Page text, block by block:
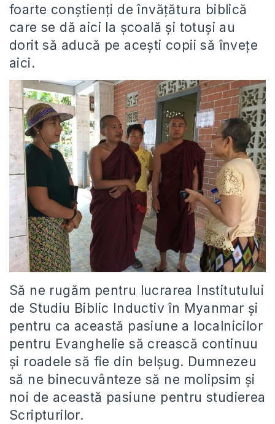
foarte conștienți de învățătura biblică
care se dă aici la școală și totuși au
dorit să aducă pe acești copii să învețe
aici.
Să ne rugăm pentru lucrarea Institutului
de Studiu Biblic Inductiv în Myanmar și
pentru ca această pasiune a localnicilor
pentru Evanghelie să crească continuu
și roadele să fie din belșug. Dumnezeu
să ne binecuvânteze să ne molipsim și
noi de această pasiune pentru studierea
Scripturilor.